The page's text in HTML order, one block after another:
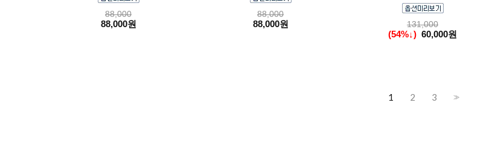
88,000
88,000원
88,000
88,000원 131,000
(54%↓) 60,000원
1 2 3 >>